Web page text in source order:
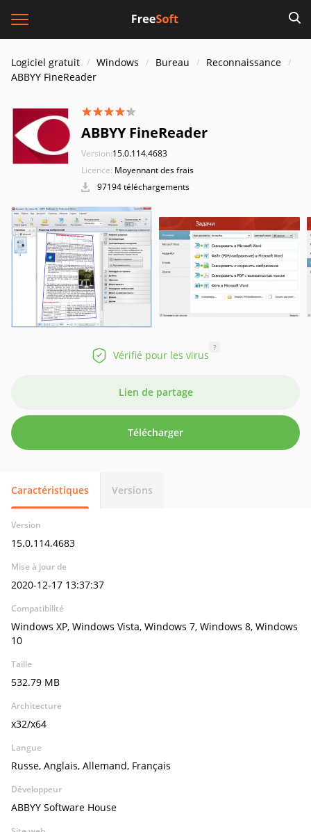
Logiciel gratuit Windows Bureau
Reconnaissance
ABBYY FineReader
ABBYY FineReader
Version:15.0.114.4683
Licence: Moyennant des frais
97194 téléchargements
Vérifié pour les virus
?
Lien de partage
Télécharger
Caractéristiques Versions
Version
15.0.114.4683
Mise à jour de
2020-12-17 13:37:37
Compatibilité
Windows XP, Windows Vista, Windows 7, Windows 8, Windows
10
Taille
532.79 MB
Architecture
x32/x64
Langue
Russe, Anglais, Allemand, Français
Développeur
ABBYY Software House